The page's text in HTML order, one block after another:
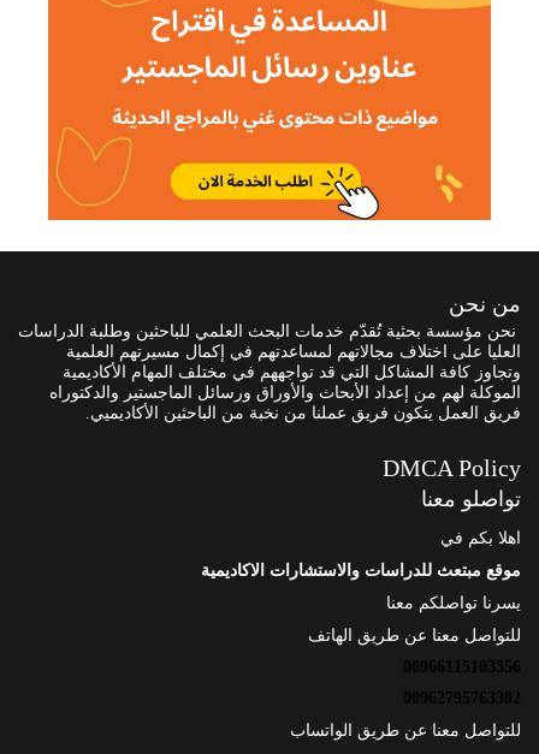
من نحن
نحن مؤسسة بحثية تُقدّم خدمات البحث العلمي للباحثين وطلبة الدراسات
العليا على اختلاف مجالاتهم لمساعدتهم في إكمال مسيرتهم العلمية
وتجاوز كافة المشاكل التي قد تواجههم في مختلف المهام الأكاديمية
الموكلة لهم من إعداد الأبحاث والأوراق ورسائل الماجستير والدكتوراه
فريق العمل يتكون فريق عملنا من نخبة من الباحثين الأكاديميي.
DMCA Policy
تواصلو معنا
اهلا بكم في
موقع مبتعث للدراسات والاستشارات الاكاديمية
يسرنا تواصلكم معنا
للتواصل معنا عن طريق الهاتف
00966115103356
00962795763302
للتواصل معنا عن طريق الواتساب